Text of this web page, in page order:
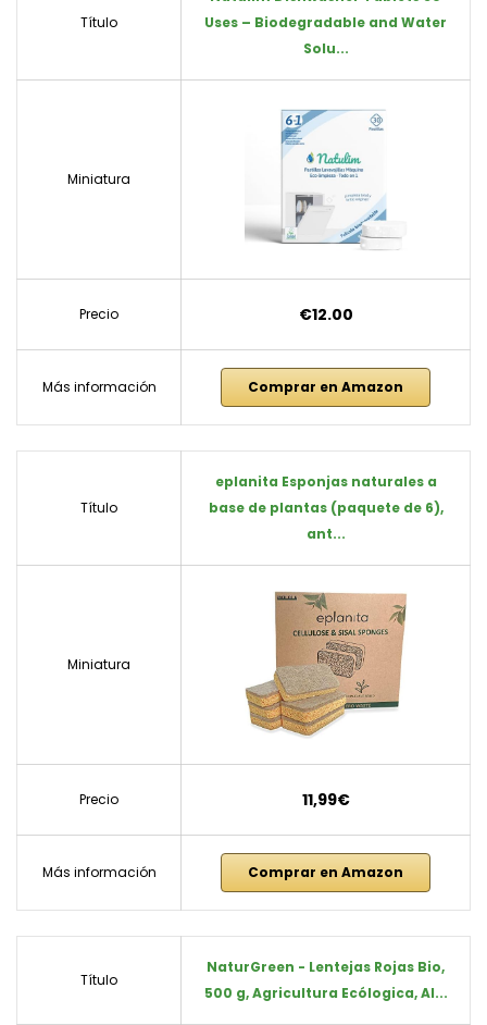
Título
Uses – Biodegradable and Water
Solu...
Miniatura
Precio €12.00
Más información Comprar en Amazon
Título
eplanita Esponjas naturales a
base de plantas (paquete de 6),
ant...
Miniatura
Precio 11,99€
Más información Comprar en Amazon
Título
NaturGreen - Lentejas Rojas Bio,
500 g, Agricultura Ecólogica, Al...